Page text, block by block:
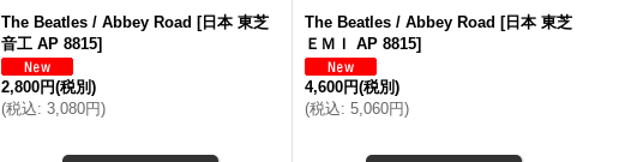
The Beatles / Abbey Road [日本 東芝
音工 AP 8815]
2,800円(税別)
(税込: 3,080円)
The Beatles / Abbey Road [日本 東芝
ＥＭＩ AP 8815]
4,600円(税別)
(税込: 5,060円)